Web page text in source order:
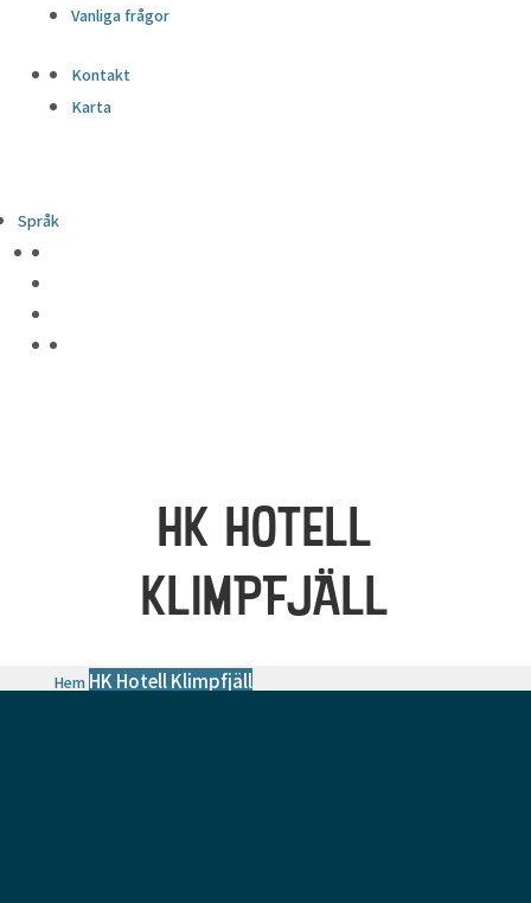
Vanliga frågor
Kontakt
Karta
Språk
HK HOTELL
KLIMPFJÄLL
Hem HK Hotell Klimpfjäll